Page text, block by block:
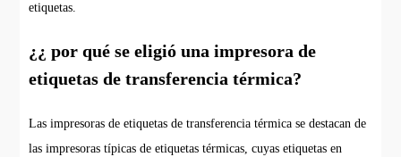
etiquetas.
¿¿ por qué se eligió una impresora de
etiquetas de transferencia térmica?
Las impresoras de etiquetas de transferencia térmica se destacan de
las impresoras típicas de etiquetas térmicas, cuyas etiquetas en